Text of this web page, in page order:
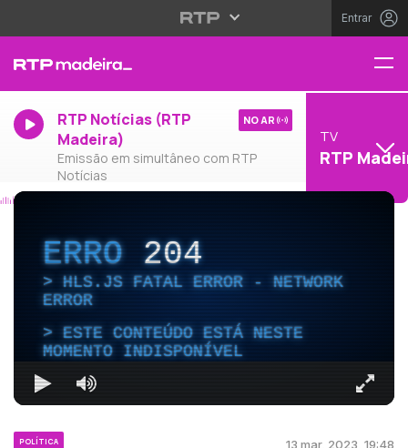
Entrar
RTP Notícias (RTP
Madeira)
Emissão em simultâneo com RTP
Notícias
NO AR
TV
RTP
ERRO204
HLS.JS FATAL ERROR - NETWORK
ERROR
ESTE CONTEÚDO ESTÁ NESTE
MOMENTO INDISPONÍVEL
POLÍTICA 13 mar, 2023, 19:48